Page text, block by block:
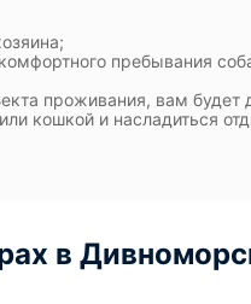
пребывания
проживания, вам будет
кошкой и насладиться
в